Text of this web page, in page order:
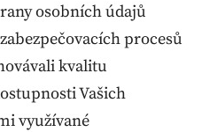
osobních údajů
procesů
kvalitu
Vašich
využívané